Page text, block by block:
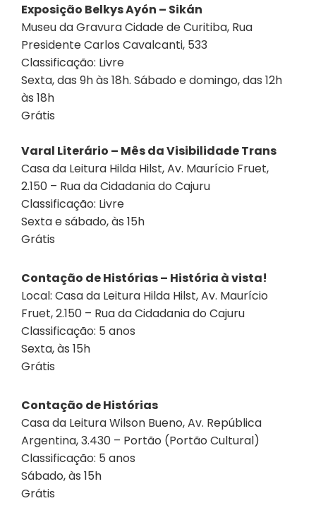
Exposição Belkys Ayón – Sikán
Museu da Gravura Cidade de Curitiba, Rua
Presidente Carlos Cavalcanti, 533
Classificação: Livre
Sexta, das 9h às 18h. Sábado e domingo, das 12h
às 18h
Grátis
Varal Literário – Mês da Visibilidade Trans
Casa da Leitura Hilda Hilst, Av. Maurício Fruet,
2.150 – Rua da Cidadania do Cajuru
Classificação: Livre
Sexta e sábado, às 15h
Grátis
Contação de Histórias – História à vista!
Local: Casa da Leitura Hilda Hilst, Av. Maurício
Fruet, 2.150 – Rua da Cidadania do Cajuru
Classificação: 5 anos
Sexta, às 15h
Grátis
Contação de Histórias
Casa da Leitura Wilson Bueno, Av. República
Argentina, 3.430 – Portão (Portão Cultural)
Classificação: 5 anos
Sábado, às 15h
Grátis